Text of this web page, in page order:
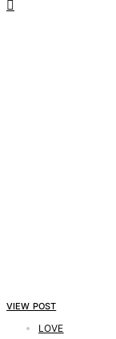
VIEW POST
LOVE